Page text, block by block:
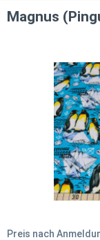
Magnus
Preis nach